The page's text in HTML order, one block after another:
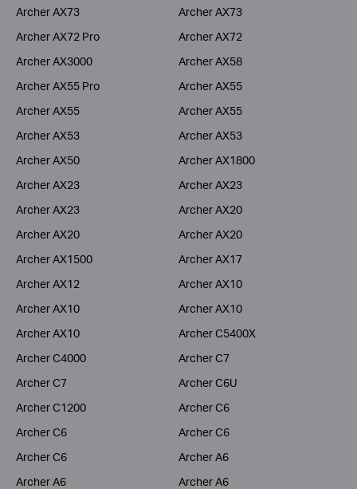
Archer AX73
Archer AX73
Archer AX72 Pro
Archer AX72
Archer AX3000
Archer AX58
Archer AX55 Pro
Archer AX55
Archer AX55
Archer AX55
Archer AX53
Archer AX53
Archer AX50
Archer AX1800
Archer AX23
Archer AX23
Archer AX23
Archer AX20
Archer AX20
Archer AX20
Archer AX1500
Archer AX17
Archer AX12
Archer AX10
Archer AX10
Archer AX10
Archer AX10
Archer C5400X
Archer C4000
Archer C7
Archer C7
Archer C6U
Archer C1200
Archer C6
Archer C6
Archer C6
Archer C6
Archer A6
Archer A6
Archer A6